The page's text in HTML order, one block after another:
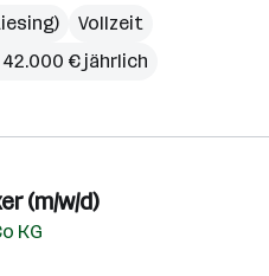
Vollzeit
42.000 € jährlich
(m/w/d)
KG